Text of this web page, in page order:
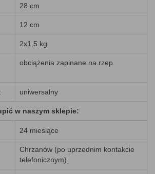
28 cm
12 cm
2x1,5 kg
obciążenia zapinane na rzep
uniwersalny
w naszym sklepie:
24 miesiące
Chrzanów (po uprzednim kontakcie
telefonicznym)